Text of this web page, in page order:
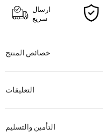
ارسال
سريع
خصائص المنتج
التعليقات
التأمين والتسليم